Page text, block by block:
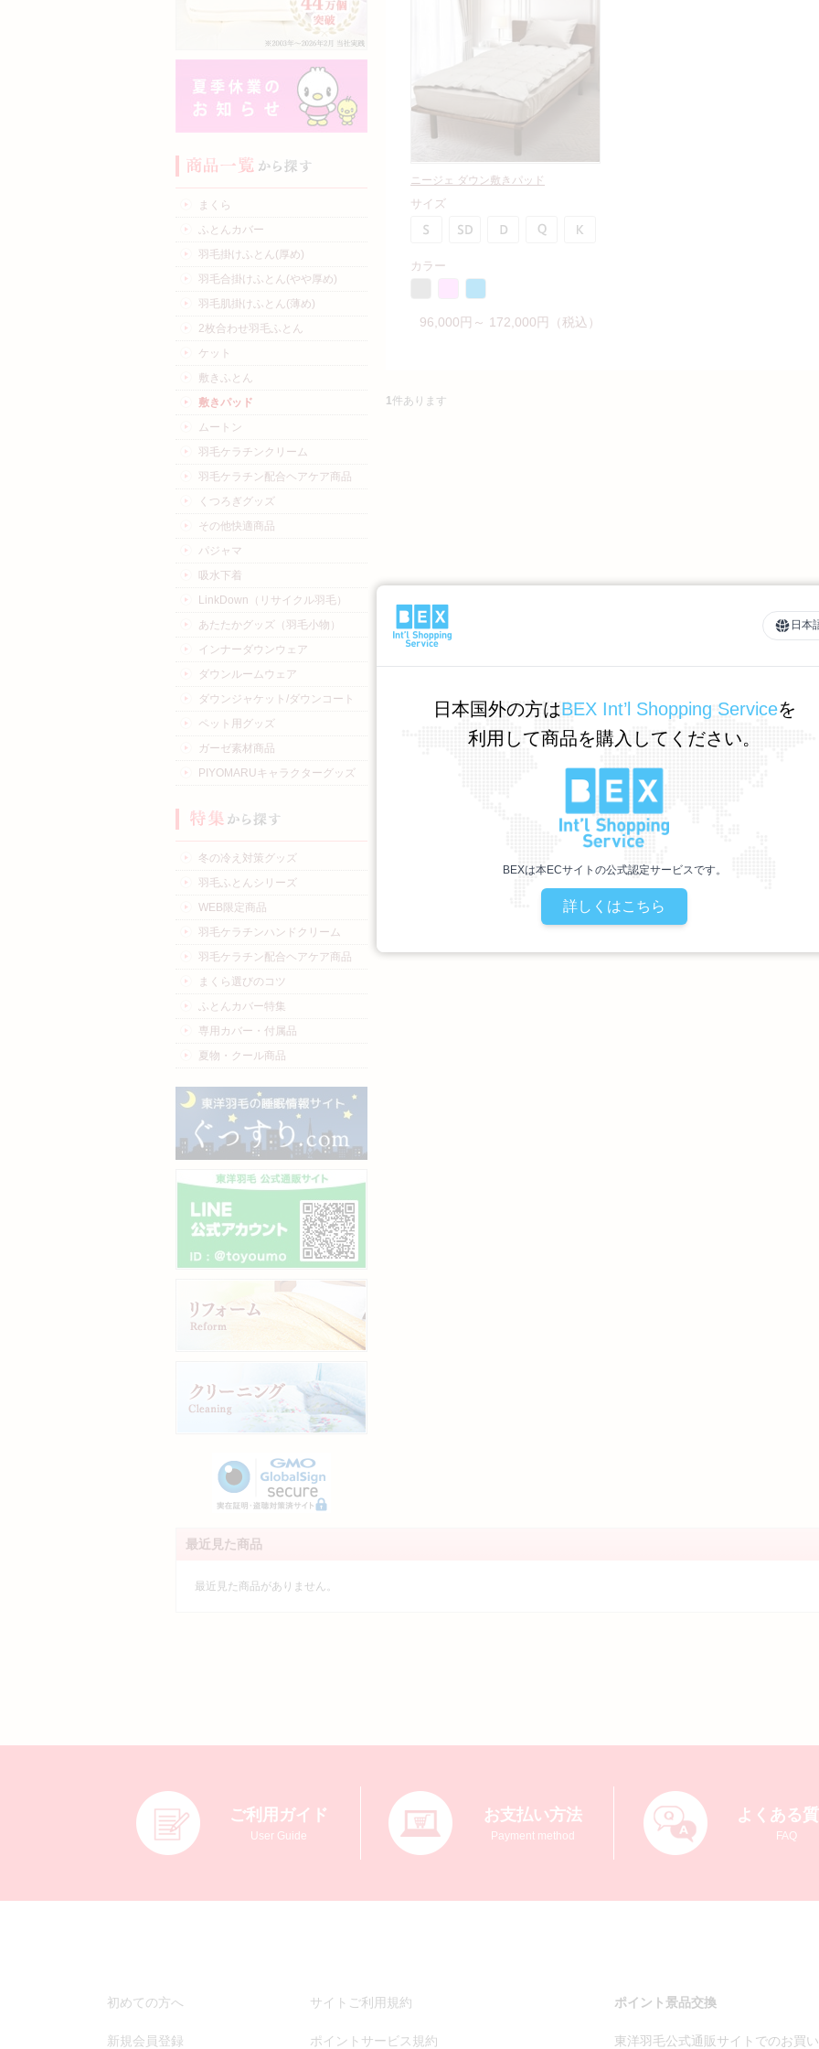
ニージェ ダウン敷きパッド
サイズ
カラー
96,000円～ 172,000円（税込）
1件あります
まくら
ふとんカバー
羽毛掛けふとん(厚め)
羽毛合掛けふとん(やや厚め)
羽毛肌掛けふとん(薄め)
2枚合わせ羽毛ふとん
ケット
敷きふとん
敷きパッド
ムートン
羽毛ケラチンクリーム
羽毛ケラチン配合ヘアケア商品
くつろぎグッズ
その他快適商品
パジャマ
吸水下着
LinkDown（リサイクル羽毛）
あたたかグッズ（羽毛小物）
インナーダウンウェア
ダウンルームウェア
ダウンジャケット/ダウンコート
ペット用グッズ
ガーゼ素材商品
PIYOMARUキャラクターグッズ
冬の冷え対策グッズ
羽毛ふとんシリーズ
WEB限定商品
羽毛ケラチンハンドクリーム
羽毛ケラチン配合ヘアケア商品
まくら選びのコツ
ふとんカバー特集
専用カバー・付属品
夏物・クール商品
最近見た商品
最近見た商品がありません。
ご利用ガイド
User Guide
お支払い方法
Payment method
よくある
FAQ
初めての方へ
新規会員登録
サイトご利用規約
ポイントサービス規約
ポイント景品交換
東洋羽毛公式通販サイトでのお買
日本
日本国外の方はBEX Int’l Shopping Serviceを
利用して商品を購入してください。
BEXは本ECサイトの公式認定サービスです。
詳しくはこちら